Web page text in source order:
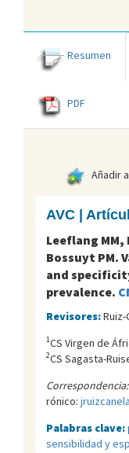
Resumen
PDF
Añadir
AVC |
Leeflang MM,
Bossuyt PM.
and
prevalence.
Revisores:
1CS Virgen de
2CS Sagasta-
Correspondencia:
rónico:
Palabras clave:
sensibilidad y